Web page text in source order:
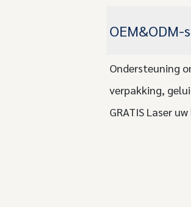
OEM&ODM-
Ondersteuning
verpakking,
GRATIS Laser